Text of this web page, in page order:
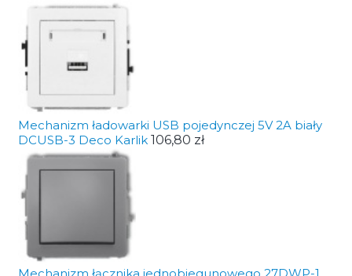
Mechanizm ładowarki USB pojedynczej 5V 2A biały
DCUSB-3 Deco Karlik 106,80 zł
Mechanizm łącznika jednobiegunowego 27DWP-1